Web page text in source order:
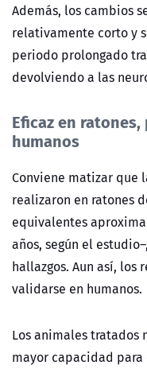
Además, los cambios
relativamente corto y
periodo prolongado
devolviendo a las
Eficaz en
humanos
Conviene matizar que
realizaron en ratones
equivalentes
años, según el
hallazgos. Aun así,
validarse en humanos.
Los animales tratados
mayor capacidad